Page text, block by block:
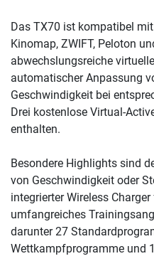
Das TX70 ist kompatibel
Kinomap, ZWIFT, Peloton
abwechslungsreiche
automatischer Anpassung
Geschwindigkeit bei
Drei kostenlose Virtual-
enthalten.
Besondere Highlights sind
von Geschwindigkeit oder
integrierter Wireless
umfangreiches
darunter 27
Wettkampfprogramme und